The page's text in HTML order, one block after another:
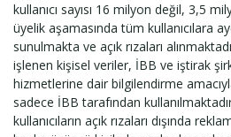
kullanıcı sayısı 16 milyon değil, 3,5
üyelik aşamasında tüm kullanıcılara
sunulmakta ve açık rızaları
işlenen kişisel veriler, İBB ve iştirak
hizmetlerine dair bilgilendirme
sadece İBB tarafından
kullanıcıların açık rızaları dışında